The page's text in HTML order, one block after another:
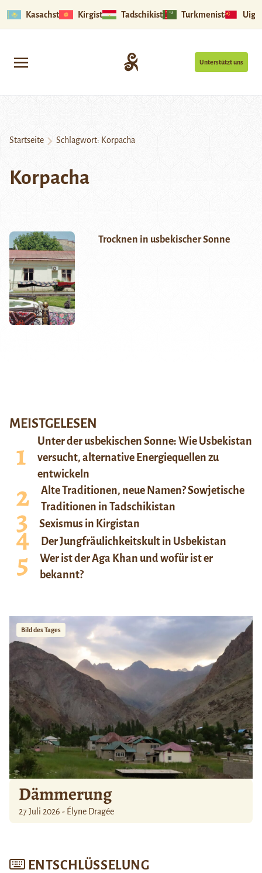
Kasachstan Kirgistan Tadschikistan Turkmenistan
Unterstützt uns
Startseite Schlagwort: Korpacha
Korpacha
Trocknen in usbekischer Sonne
MEISTGELESEN
Unter der usbekischen Sonne: Wie Usbekistan
versucht, alternative Energiequellen zu
entwickeln
Alte Traditionen, neue Namen? Sowjetische
Traditionen in Tadschikistan
Sexismus in Kirgistan
Der Jungfräulichkeitskult in Usbekistan
Wer ist der Aga Khan und wofür ist er
bekannt?
Bild des Tages
Dämmerung
27 Juli 2026 - Élyne Dragée
ENTSCHLÜSSELUNG